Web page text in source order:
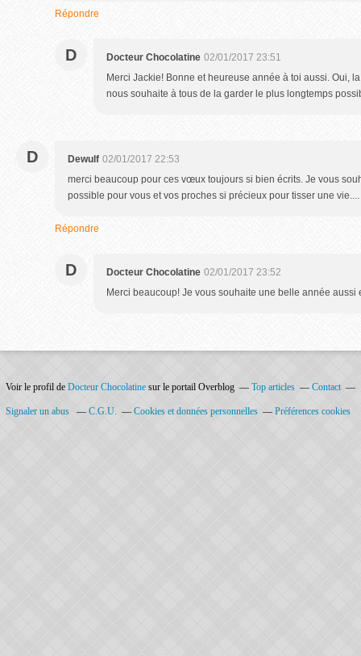
Répondre
D Docteur Chocolatine 02/01/2017 23:51
Merci Jackie! Bonne et heureuse année à toi aussi. Oui,
nous souhaite à tous de la garder le plus longtemps
D Dewulf 02/01/2017 22:53
merci beaucoup pour ces vœux toujours si bien écrits. Je vous
possible pour vous et vos proches si précieux pour tisser une vie....
Répondre
D Docteur Chocolatine 02/01/2017 23:52
Merci beaucoup! Je vous souhaite une belle année
Voir le profil de Docteur Chocolatine sur le portail Overblog Top articles Contact
Signaler un abus C.G.U. Cookies et données personnelles Préférences cookies